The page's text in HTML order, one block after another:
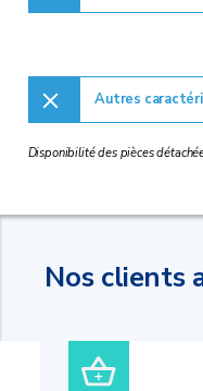
Autres
Disponibilité des pièces
Nos clients